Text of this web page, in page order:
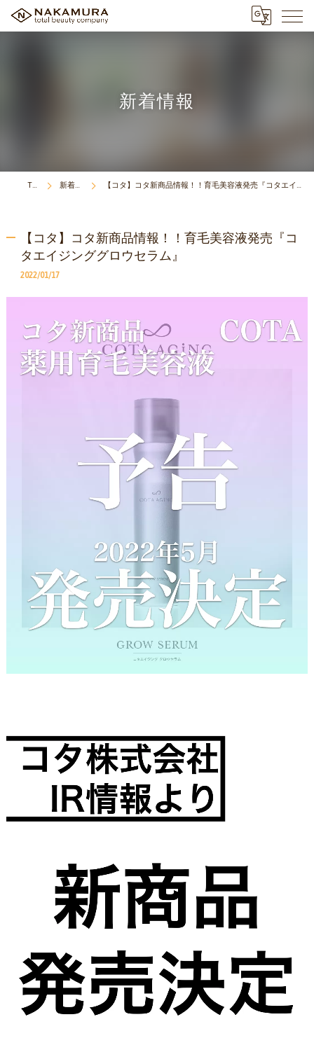
新着情報
TOP 新着情報 【コタ】コタ新商品情報！！育毛美容液発売『コタエイジンググロウセラム』
【コタ】コタ新商品情報！！育毛美容液発売『コ
タエイジンググロウセラム』
2022/01/17